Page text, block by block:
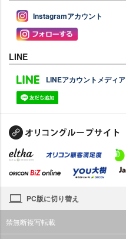
Instagramアカウント
LINE
LINEアカウントメディア
PC版に切り替え
禁無断複写転載